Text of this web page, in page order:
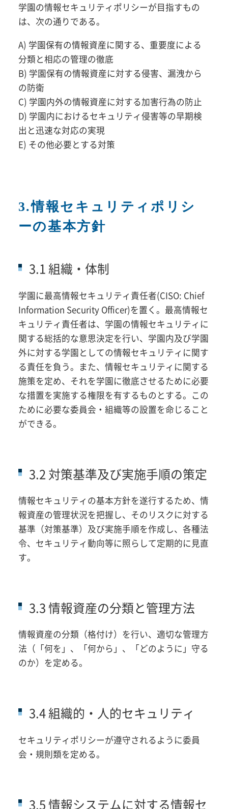
学園の情報セキュリティポリシーが目指すもの
は、次の通りである。
A) 学園保有の情報資産に関する、重要度による
分類と相応の管理の徹底
B) 学園保有の情報資産に対する侵害、漏洩から
の防衛
C) 学園内外の情報資産に対する加害行為の防止
D) 学園内におけるセキュリティ侵害等の早期検
出と迅速な対応の実現
E) その他必要とする対策
3.情報セキュリティポリシ
ーの基本方針
3.1 組織・体制
学園に最高情報セキュリティ責任者(CISO: Chief
Information Security Officer)を置く。最高情報セ
キュリティ責任者は、学園の情報セキュリティに
関する総括的な意思決定を行い、学園内及び学園
外に対する学園としての情報セキュリティに関す
る責任を負う。また、情報セキュリティに関する
施策を定め、それを学園に徹底させるために必要
な措置を実施する権限を有するものとする。この
ために必要な委員会・組織等の設置を命じること
ができる。
3.2 対策基準及び実施手順の策定
情報セキュリティの基本方針を遂行するため、情
報資産の管理状況を把握し、そのリスクに対する
基準（対策基準）及び実施手順を作成し、各種法
令、セキュリティ動向等に照らして定期的に見直
す。
3.3 情報資産の分類と管理方法
情報資産の分類（格付け）を行い、適切な管理方
法（「何を」、「何から」、「どのように」守る
のか）を定める。
3.4 組織的・人的セキュリティ
セキュリティポリシーが遵守されるように委員
会・規則類を定める。
3.5 情報システムに対する情報セ